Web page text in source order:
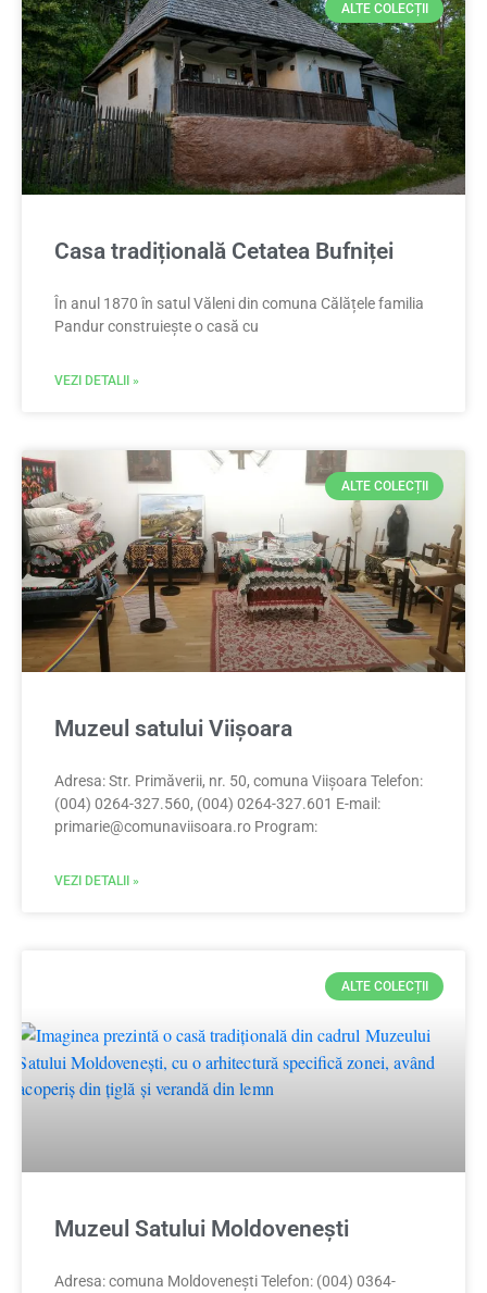
ALTE COLECȚII
Casa tradițională Cetatea Bufniței
În anul 1870 în satul Văleni din comuna Călățele familia
Pandur construiește o casă cu
VEZI DETALII »
ALTE COLECȚII
Muzeul satului Viișoara
Adresa: Str. Primăverii, nr. 50, comuna Viișoara Telefon:
(004) 0264-327.560, (004) 0264-327.601 E-mail:
primarie@comunaviisoara.ro Program:
VEZI DETALII »
ALTE COLECȚII
Muzeul Satului Moldovenești
Adresa: comuna Moldovenești Telefon: (004) 0364-